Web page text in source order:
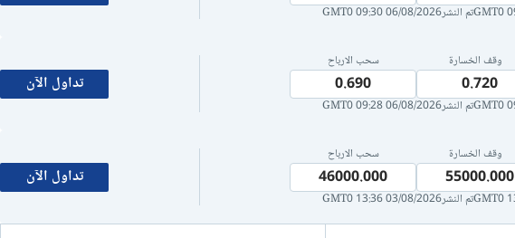
تم النشر06/08/2026 09:30 GMT0
وقف الخسارة
0.720
سحب الارباح
0.690
تم النشر06/08/2026 09:28 GMT0
تداول الآن
وقف الخسارة
55000.000
سحب الارباح
46000.000
تم النشر03/08/2026 13:36 GMT0
تداول الآن